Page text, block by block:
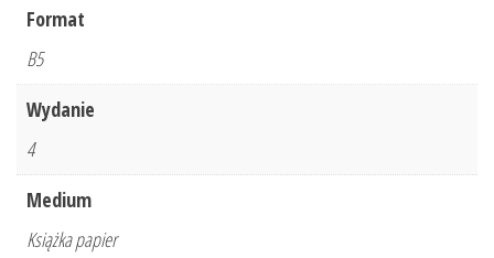
Format
B5
Wydanie
4
Medium
Książka papier